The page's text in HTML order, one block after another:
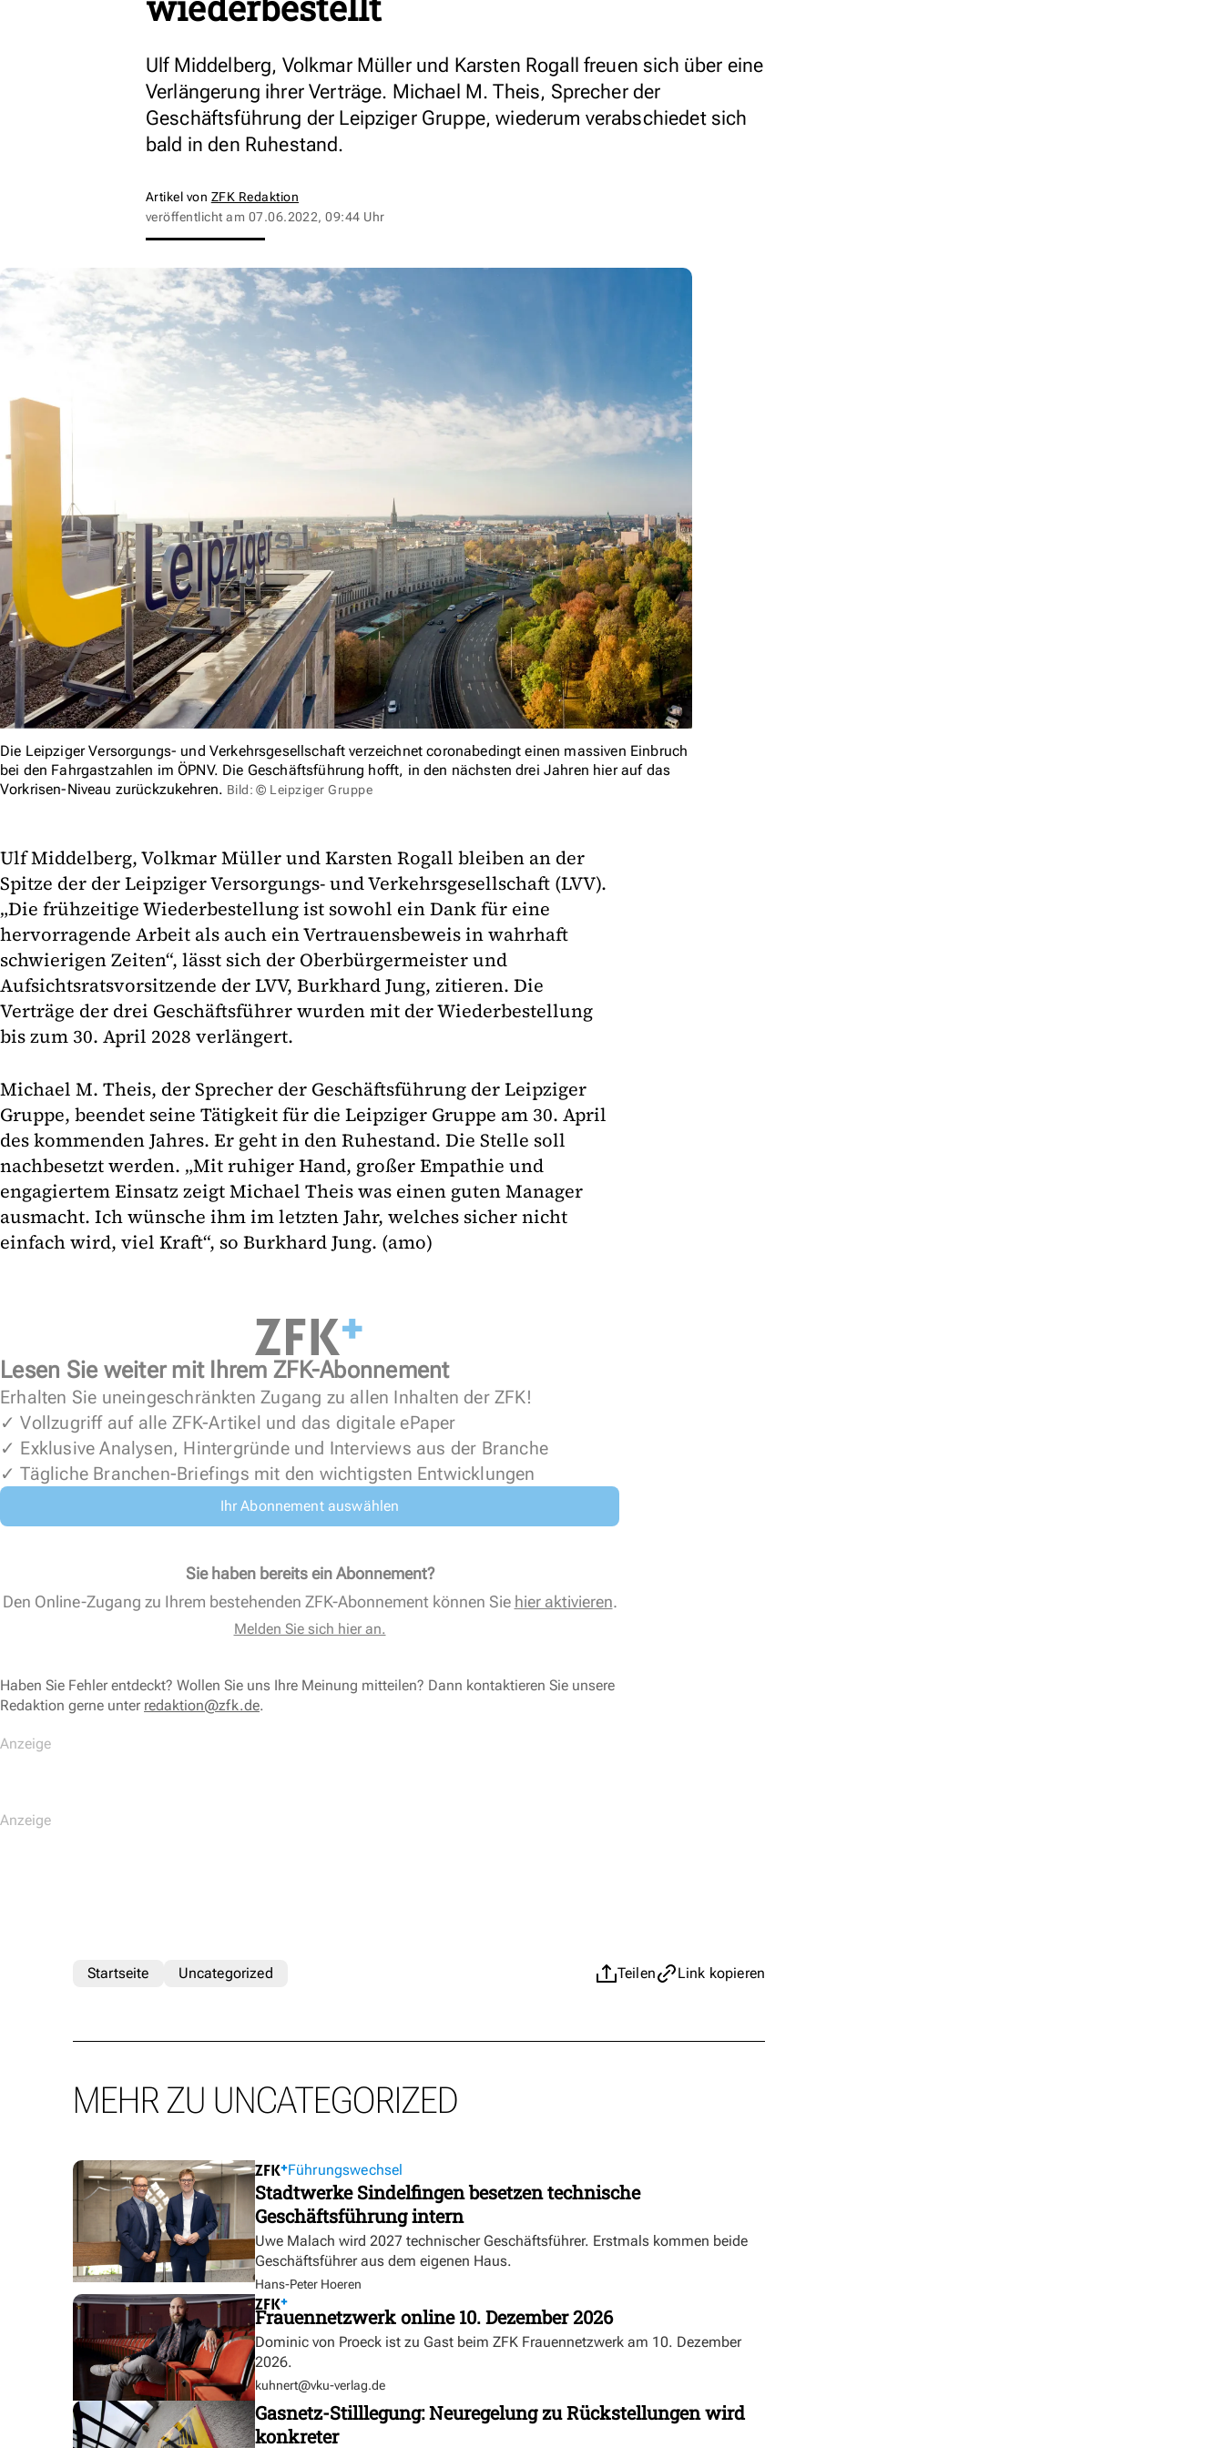
Ulf Middelberg, Volkmar Müller und Karsten Rogall freuen sich über eine
Verlängerung ihrer Verträge. Michael M. Theis, Sprecher der
Geschäftsführung der Leipziger Gruppe, wiederum verabschiedet sich
bald in den Ruhestand.
Artikel von ZFK Redaktion
veröffentlicht am 07.06.2022, 09:44 Uhr
Die Leipziger Versorgungs- und Verkehrsgesellschaft verzeichnet coronabedingt einen massiven Einbruch
bei den Fahrgastzahlen im ÖPNV. Die Geschäftsführung hofft, in den nächsten drei Jahren hier auf das
Vorkrisen-Niveau zurückzukehren. Bild: © Leipziger Gruppe
Ulf Middelberg, Volkmar Müller und Karsten Rogall bleiben an der
Spitze der der Leipziger Versorgungs- und Verkehrsgesellschaft (LVV).
„Die frühzeitige Wiederbestellung ist sowohl ein Dank für eine
hervorragende Arbeit als auch ein Vertrauensbeweis in wahrhaft
schwierigen Zeiten“, lässt sich der Oberbürgermeister und
Aufsichtsratsvorsitzende der LVV, Burkhard Jung, zitieren. Die
Verträge der drei Geschäftsführer wurden mit der Wiederbestellung
bis zum 30. April 2028 verlängert.
Michael M. Theis, der Sprecher der Geschäftsführung der Leipziger
Gruppe, beendet seine Tätigkeit für die Leipziger Gruppe am 30. April
des kommenden Jahres. Er geht in den Ruhestand. Die Stelle soll
nachbesetzt werden. „Mit ruhiger Hand, großer Empathie und
engagiertem Einsatz zeigt Michael Theis was einen guten Manager
ausmacht. Ich wünsche ihm im letzten Jahr, welches sicher nicht
einfach wird, viel Kraft“, so Burkhard Jung. (amo)
Lesen Sie weiter mit Ihrem ZFK-Abonnement
Erhalten Sie uneingeschränkten Zugang zu allen Inhalten der ZFK!
✓ Vollzugriff auf alle ZFK-Artikel und das digitale ePaper
✓ Exklusive Analysen, Hintergründe und Interviews aus der Branche
✓ Tägliche Branchen-Briefings mit den wichtigsten Entwicklungen
Ihr Abonnement auswählen
Sie haben bereits ein Abonnement?
Den Online-Zugang zu Ihrem bestehenden ZFK-Abonnement können Sie hier aktivieren.
Melden Sie sich hier an.
Haben Sie Fehler entdeckt? Wollen Sie uns Ihre Meinung mitteilen? Dann kontaktieren Sie unsere
Redaktion gerne unter redaktion@zfk.de.
Teilen Link kopieren
Startseite Uncategorized
MEHR ZU UNCATEGORIZED
Führungswechsel
Stadtwerke Sindelfingen besetzen technische
Geschäftsführung intern
Uwe Malach wird 2027 technischer Geschäftsführer. Erstmals kommen beide
Geschäftsführer aus dem eigenen Haus.
Hans-Peter Hoeren
Frauennetzwerk online 10. Dezember 2026
Dominic von Proeck ist zu Gast beim ZFK Frauennetzwerk am 10. Dezember
2026.
kuhnert@vku-verlag.de
Gasnetz-Stilllegung: Neuregelung zu Rückstellungen wird
konkreter